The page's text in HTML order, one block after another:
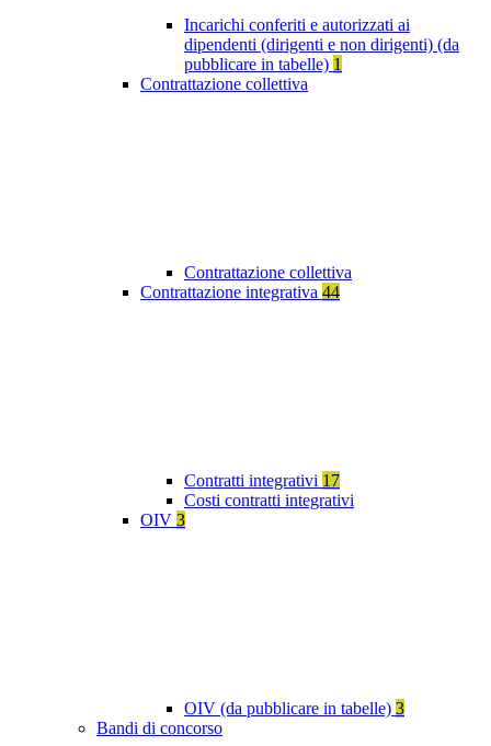
Incarichi conferiti e autorizzati ai
dipendenti (dirigenti e non dirigenti) (da
pubblicare in tabelle) 1
Contrattazione collettiva
Contrattazione collettiva
Contrattazione integrativa 44
Contratti integrativi 17
Costi contratti integrativi
OIV 3
OIV (da pubblicare in tabelle) 3
Bandi di concorso